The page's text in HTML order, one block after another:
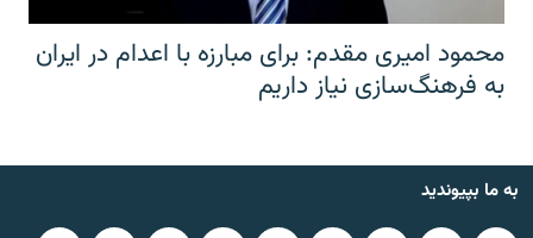
محمود امیری مقدم: برای مبارزه با اعدام در ایران
به فرهنگ‌سازی نیاز داریم
به ما بپیوندید